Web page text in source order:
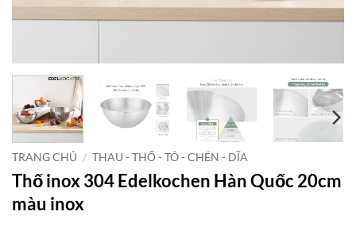
TRANG CHỦ / THAU - THỐ - TÔ - CHÉN - DĨA
Thố inox 304 Edelkochen Hàn Quốc 20cm
màu inox